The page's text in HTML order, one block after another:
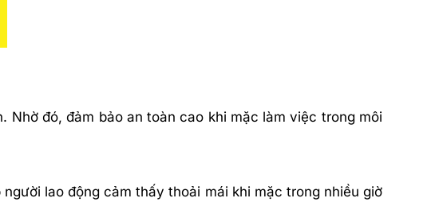
đó, đảm bảo an toàn cao khi mặc làm việc trong môi
lao động cảm thấy thoải mái khi mặc trong nhiều giờ